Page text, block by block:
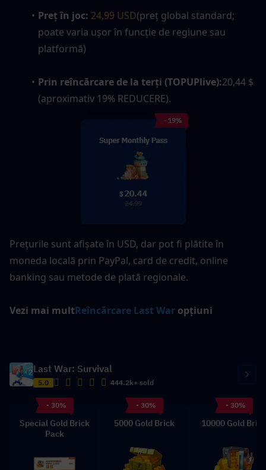
Preț în joc: 24,99 USD(preț global standard;
poate varia ușor în funcție de regiune sau
platformă)
Prin reîncărcare de la terți (TOPUPlive):20,44 $
(aproximativ 19% REDUCERE).
Prețurile sunt afișate în USD, dar pot fi plătite în
moneda locală prin PayPal, card de credit, online
banking sau metode de plată regionale.
Vezi mai multReîncărcare Last War opțiuni
Last War: Survival
5.0 444.2k+ sold
- 30%
Special Gold Brick
Pack
- 30%
5000 Gold Brick
- 30%
10000 Gold Brick